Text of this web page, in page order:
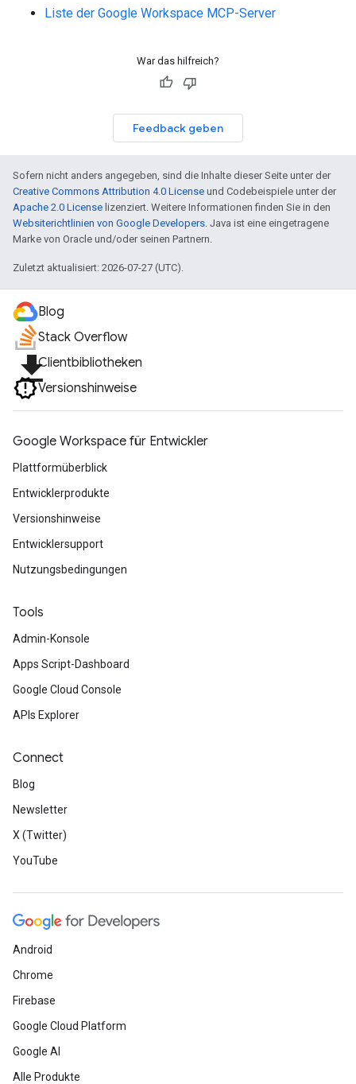
Liste der Google Workspace MCP-Server
War das hilfreich?
Feedback geben
Sofern nicht anders angegeben, sind die Inhalte dieser Seite unter der
Creative Commons Attribution 4.0 License und Codebeispiele unter der
Apache 2.0 License lizenziert. Weitere Informationen finden Sie in den
Websiterichtlinien von Google Developers. Java ist eine eingetragene
Marke von Oracle und/oder seinen Partnern.
Zuletzt aktualisiert: 2026-07-27 (UTC).
Blog
Stack Overflow
file_downloadClientbibliotheken
Versionshinweise
Google Workspace für Entwickler
Plattformüberblick
Entwicklerprodukte
Versionshinweise
Entwicklersupport
Nutzungsbedingungen
Tools
Admin-Konsole
Apps Script-Dashboard
Google Cloud Console
APIs Explorer
Connect
Blog
Newsletter
X (Twitter)
YouTube
Android
Chrome
Firebase
Google Cloud Platform
Google AI
Alle Produkte